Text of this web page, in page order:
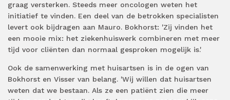
graag versterken. Steeds meer oncologen weten het
initiatief te vinden. Een deel van de betrokken specialisten
levert ook bijdragen aan Mauro. Bokhorst: 'Zij vinden het
een mooie mix: het ziekenhuiswerk combineren met meer
tijd voor cliënten dan normaal gesproken mogelijk is.'
Ook de samenwerking met huisartsen is in de ogen van
Bokhorst en Visser van belang. 'Wij willen dat huisartsen
weten dat we bestaan. Als ze een patiënt zien die meer